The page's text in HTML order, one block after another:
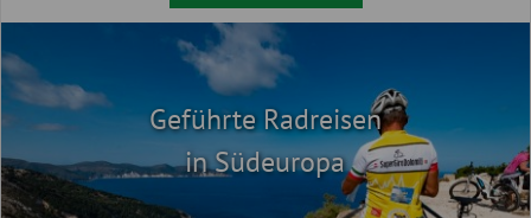
Geführte Radreisen
in Südeuropa